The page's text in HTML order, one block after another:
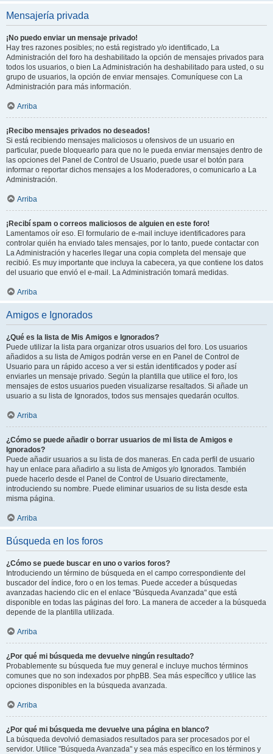
Mensajería privada
¡No puedo enviar un mensaje privado!
Hay tres razones posibles; no está registrado y/o identificado, La
Administración del foro ha deshabilitado la opción de mensajes privados para
todos los usuarios, o bien La Administración ha deshabilitado para usted, o su
grupo de usuarios, la opción de enviar mensajes. Comuníquese con La
Administración para más información.
Arriba
¡Recibo mensajes privados no deseados!
Si está recibiendo mensajes maliciosos u ofensivos de un usuario en
particular, puede bloquearlo para que no le pueda enviar mensajes dentro de
las opciones del Panel de Control de Usuario, puede usar el botón para
informar o reportar dichos mensajes a los Moderadores, o comunicarlo a La
Administración.
Arriba
¡Recibí spam o correos maliciosos de alguien en este foro!
Lamentamos oír eso. El formulario de e-mail incluye identificadores para
controlar quién ha enviado tales mensajes, por lo tanto, puede contactar con
La Administración y hacerles llegar una copia completa del mensaje que
recibió. Es muy importante que incluya la cabecera, ya que contiene los datos
del usuario que envió el e-mail. La Administración tomará medidas.
Arriba
Amigos e Ignorados
¿Qué es la lista de Mis Amigos e Ignorados?
Puede utilizar la lista para organizar otros usuarios del foro. Los usuarios
añadidos a su lista de Amigos podrán verse en en Panel de Control de
Usuario para un rápido acceso a ver si están identificados y poder así
enviarles un mensaje privado. Según la plantilla que utilice el foro, los
mensajes de estos usuarios pueden visualizarse resaltados. Si añade un
usuario a su lista de Ignorados, todos sus mensajes quedarán ocultos.
Arriba
¿Cómo se puede añadir o borrar usuarios de mi lista de Amigos e
Ignorados?
Puede añadir usuarios a su lista de dos maneras. En cada perfil de usuario
hay un enlace para añadirlo a su lista de Amigos y/o Ignorados. También
puede hacerlo desde el Panel de Control de Usuario directamente,
introduciendo su nombre. Puede eliminar usuarios de su lista desde esta
misma página.
Arriba
Búsqueda en los foros
¿Cómo se puede buscar en uno o varios foros?
Introduciendo un término de búsqueda en el campo correspondiente del
buscador del índice, foro o en los temas. Puede acceder a búsquedas
avanzadas haciendo clic en el enlace "Búsqueda Avanzada" que está
disponible en todas las páginas del foro. La manera de acceder a la búsqueda
depende de la plantilla utilizada.
Arriba
¿Por qué mi búsqueda me devuelve ningún resultado?
Probablemente su búsqueda fue muy general e incluye muchos términos
comunes que no son indexados por phpBB. Sea más específico y utilice las
opciones disponibles en la búsqueda avanzada.
Arriba
¿Por qué mi búsqueda me devuelve una página en blanco?
La búsqueda devolvió demasiados resultados para ser procesados por el
servidor. Utilice "Búsqueda Avanzada" y sea más específico en los términos y